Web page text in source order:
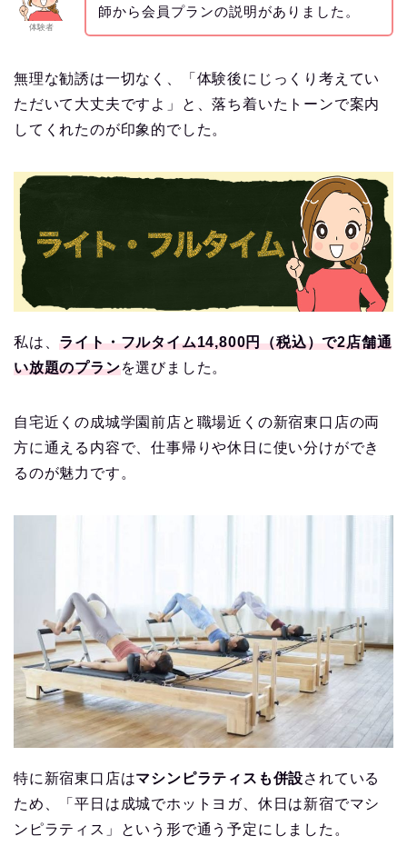
体験者
師から会員プランの説明がありました。
無理な勧誘は一切なく、「体験後にじっくり考えてい
ただいて大丈夫ですよ」と、落ち着いたトーンで案内
してくれたのが印象的でした。
私は、ライト・フルタイム14,800円（税込）で2店舗通
い放題のプランを選びました。
自宅近くの成城学園前店と職場近くの新宿東口店の両
方に通える内容で、仕事帰りや休日に使い分けができ
るのが魅力です。
特に新宿東口店はマシンピラティスも併設されている
ため、「平日は成城でホットヨガ、休日は新宿でマシ
ンピラティス」という形で通う予定にしました。